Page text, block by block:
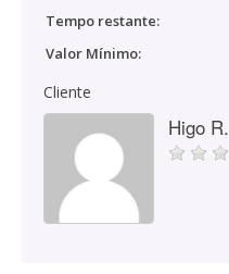
Tempo restante:
Valor Mínimo:
Cliente
Higo R.